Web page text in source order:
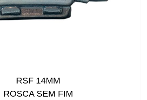
RSF 14MM
ROSCA SEM FIM